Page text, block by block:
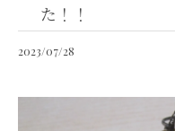
た！！
2023/07/28